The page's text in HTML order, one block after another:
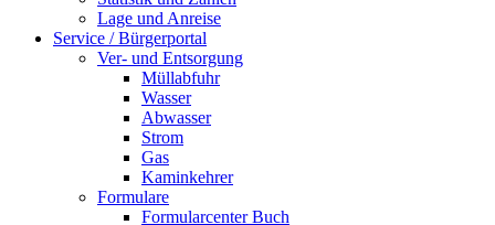
Lage und Anreise
Service / Bürgerportal
Ver- und Entsorgung
Müllabfuhr
Wasser
Abwasser
Strom
Gas
Kaminkehrer
Formulare
Formularcenter Buch